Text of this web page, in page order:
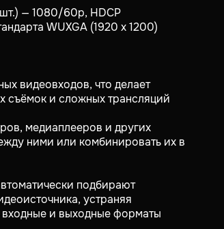
— 1080/60p, HDCP
WUXGA (1920 x 1200)
видеовходов, что делает
съёмок и сложных трансляций
медиаплееров и других
ними или комбинировать их в
подбирают
устраняя
и выходные форматы